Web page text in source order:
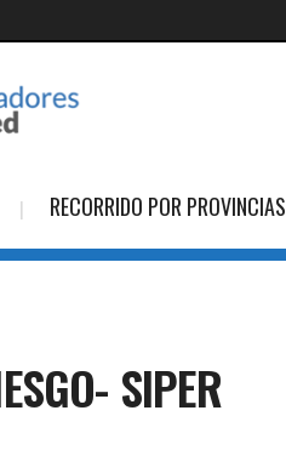
RECORRIDO POR PROVINCIAS
SIPER